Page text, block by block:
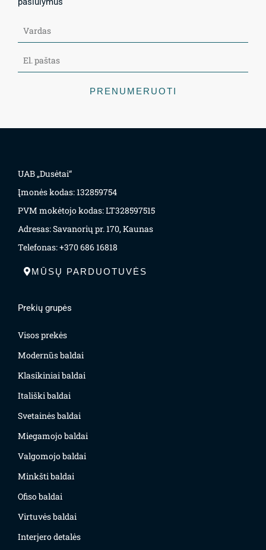
PRENUMERUOTI
UAB „Dusėtai“
Įmonės kodas: 132859754
PVM mokėtojo kodas: LT328597515
Adresas: Savanorių pr. 170, Kaunas
Telefonas: +370 686 16818
MŪSŲ PARDUOTUVĖS
Prekių grupės
Visos prekės
Modernūs baldai
Klasikiniai baldai
Itališki baldai
Svetainės baldai
Miegamojo baldai
Valgomojo baldai
Minkšti baldai
Ofiso baldai
Virtuvės baldai
Interjero detalės